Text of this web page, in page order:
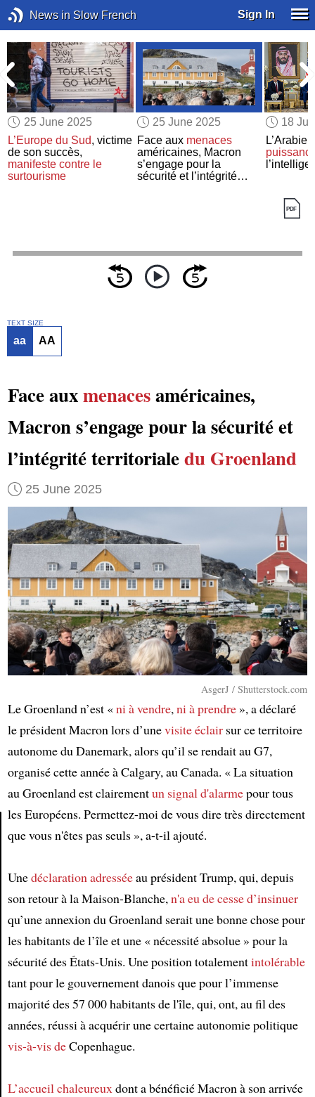
News in Slow French Sign In
25 June 2025
L’Europe du Sud, victime
de son succès,
manifeste contre le
surtourisme
25 June 2025
Face aux menaces
américaines, Macron
s’engage pour la
sécurité et l’intégrité
18
L’Arabie
TEXT SIZE
aa AA
Face auxmenacesaméricaines,
Macron s’engage pour la sécurité et
l’intégrité territorialedu Groenland
25 June 2025
AsgerJ / Shutterstock.com
Le Groenland n’est «ni à vendre,ni à prendre», a déclaré
le président Macron lors d’unevisite éclairsur ce territoire
autonome du Danemark, alors qu’il se rendait au G7,
organisé cette année à Calgary, au Canada. « La situation
au Groenland est clairementun signal d'alarmepour tous
les Européens. Permettez-moi de vous dire très directement
que vous n'êtes pas seuls », a-t-il ajouté.
Unedéclarationadresséeau président Trump, qui, depuis
son retour à la Maison-Blanche,n'a eu de cesse d’insinuer
qu’une annexion du Groenland serait une bonne chose pour
les habitants de l’île et une « nécessité absolue » pour la
sécurité des États-Unis. Une position totalementintolérable
tant pour le gouvernement danois que pour l’immense
majorité des 57 000 habitants de l'île, qui, ont, au fil des
années, réussi à acquérir une certaine autonomie politique
vis-à-vis deCopenhague.
L’accueil chaleureuxdont a bénéficié Macron à son arrivée